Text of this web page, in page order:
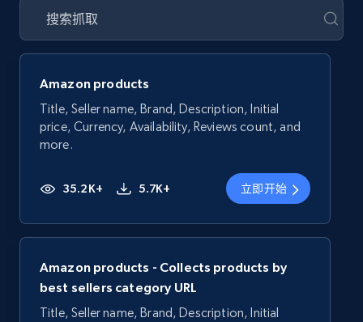
Amazon products
Title, Seller name, Brand, Description, Initial
price, Currency, Availability, Reviews count, and
more.
35.2K+ 5.7K+ 立即开始
Amazon products - Collects products by
best sellers category URL
Title, Seller name, Brand, Description, Initial